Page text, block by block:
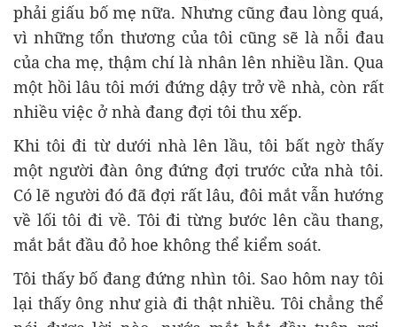
phải giấu bố mẹ nữa. Nhưng cũng đau lòng quá,
vì những tổn thương của tôi cũng sẽ là nỗi đau
của cha mẹ, thậm chí là nhân lên nhiều lần. Qua
một hồi lâu tôi mới đứng dậy trở về nhà, còn rất
nhiều việc ở nhà đang đợi tôi thu xếp.
Khi tôi đi từ dưới nhà lên lầu, tôi bất ngờ thấy
một người đàn ông đứng đợi trước cửa nhà tôi.
Có lẽ người đó đã đợi rất lâu, đôi mắt vẫn hướng
về lối tôi đi về. Tôi đi từng bước lên cầu thang,
mắt bắt đầu đỏ hoe không thể kiểm soát.
Tôi thấy bố đang đứng nhìn tôi. Sao hôm nay tôi
lại thấy ông như già đi thật nhiều. Tôi chẳng thể